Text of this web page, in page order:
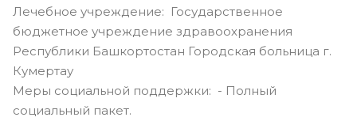
Лечебное учреждение: Государственное
бюджетное учреждение здравоохранения
Республики Башкортостан Городская больница г.
Кумертау
Меры социальной поддержки: - Полный
социальный пакет.